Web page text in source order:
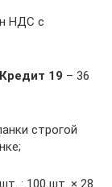
НДС с
19 – 36
строгой
: 100 шт. × 28